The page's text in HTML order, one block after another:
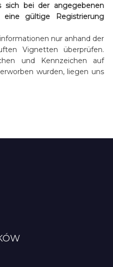
sich bei der angegebenen
eine gültige Registrierung
nur anhand der
Vignetten überprüfen.
und Kennzeichen auf
wurden, liegen uns